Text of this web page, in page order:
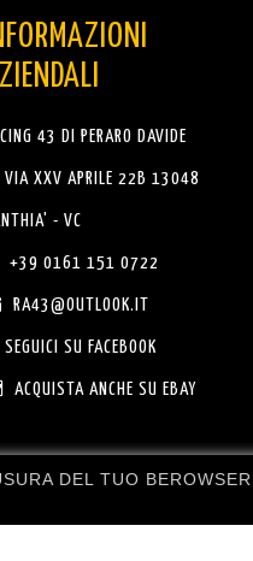
43 DI PERARO DAVIDE
VIA XXV APRILE 22B 13048
- VC
+39 0161 151 0722
RA43@OUTLOOK.IT
SEGUICI SU FACEBOOK
ACQUISTA ANCHE SU EBAY
DEL TUO